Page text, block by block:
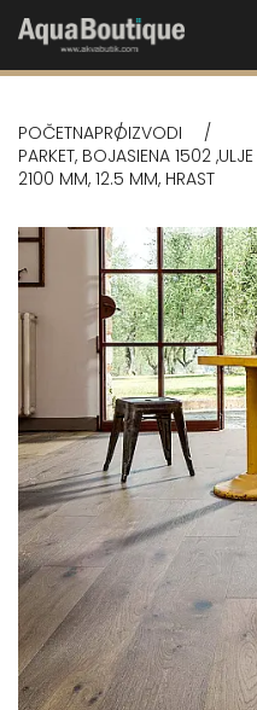
POČETNAPROIZVODI
PARKET, BOJASIENA 1502
2100 MM, 12.5 MM, HRAST